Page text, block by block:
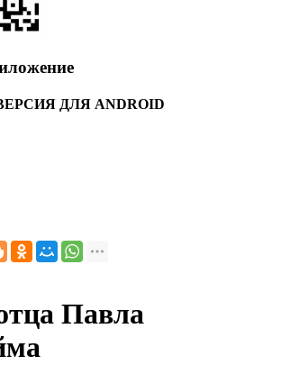
ДЛЯ ANDROID
Павла